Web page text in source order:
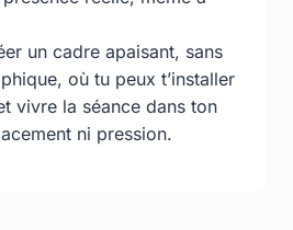
un cadre apaisant, sans
où tu peux t’installer
vivre la séance dans ton
ni pression.